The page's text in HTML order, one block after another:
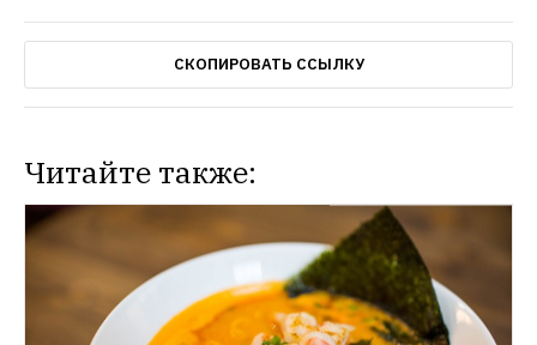
СКОПИРОВАТЬ ССЫЛКУ
Читайте также: